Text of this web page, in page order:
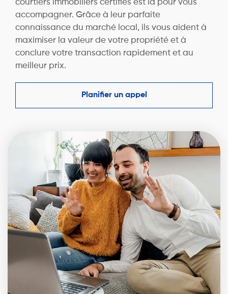
courtiers immobiliers certifiés est là pour vous
accompagner. Grâce à leur parfaite
connaissance du marché local, ils vous aident à
maximiser la valeur de votre propriété et à
conclure votre transaction rapidement et au
meilleur prix.
Planifier un appel